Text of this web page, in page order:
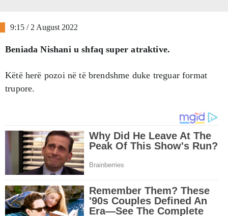
9:15 / 2 August 2022
Beniada Nishani u shfaq super atraktive.
Këtë herë pozoi në të brendshme duke treguar format
trupore.